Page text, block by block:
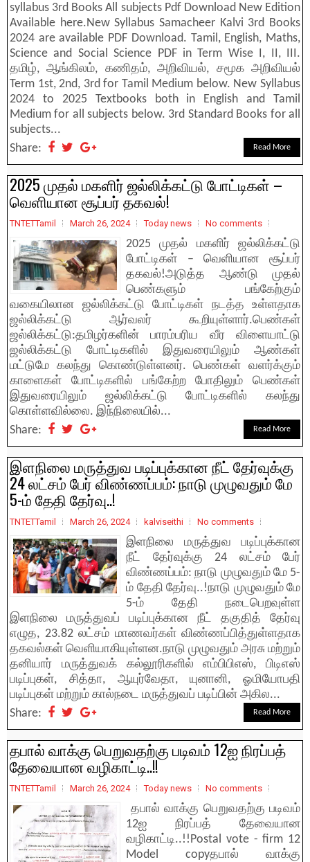
syllabus 3rd Books All subjects Pdf Download New Edition
Available here.New Syllabus Samacheer Kalvi 3rd Books
2024 are available PDF Download. Tamil, English, Maths,
Science and Social Science PDF in Term Wise I, II, III.
தமிழ், ஆங்கிலம், கணிதம், அறிவியல், சமூக அறிவியல்
Term 1st, 2nd, 3rd for Tamil Medium below. New Syllabus
2024 to 2025 Textbooks both in English and Tamil
Medium for all subjects below. 3rd Standard Books for all
subjects...
Share:
Read More
2025 முதல் மகளிர் ஜல்லிக்கட்டு போட்டிகள் –
வெளியான சூப்பர் தகவல்!
TNTETTamil March 26, 2024 Today news No comments
2025 முதல் மகளிர் ஜல்லிக்கட்டு
போட்டிகள் – வெளியான சூப்பர்
தகவல்!அடுத்த ஆண்டு முதல்
பெண்களும் பங்கேற்கும்
வகையிலான ஜல்லிக்கட்டு போட்டிகள் நடத்த உள்ளதாக
ஜல்லிக்கட்டு ஆர்வலர் கூறியுள்ளார்.பெண்கள்
ஜல்லிக்கட்டு:தமிழர்களின் பாரம்பரிய வீர விளையாட்டு
ஜல்லிக்கட்டு போட்டிகளில் இதுவரையிலும் ஆண்கள்
மட்டுமே கலந்து கொண்டுள்ளனர். பெண்கள் வளர்க்கும்
காளைகள் போட்டிகளில் பங்கேற்ற போதிலும் பெண்கள்
இதுவரையிலும் ஜல்லிக்கட்டு போட்டிகளில் கலந்து
கொள்ளவில்லை. இந்நிலையில்...
Share:
Read More
இளநிலை மருத்துவ படிப்புக்கான நீட் தேர்வுக்கு
24 லட்சம் பேர் விண்ணப்பம்: நாடு முழுவதும் மே
5-ம் தேதி தேர்வு..!
TNTETTamil March 26, 2024 kalviseithi No comments
இளநிலை மருத்துவ படிப்புக்கான
நீட் தேர்வுக்கு 24 லட்சம் பேர்
விண்ணப்பம்: நாடு முழுவதும் மே 5-
ம் தேதி தேர்வு..!நாடு முழுவதும் மே
5-ம் தேதி நடைபெறவுள்ள
இளநிலை மருத்துவப் படிப்புக்கான நீட் தகுதித் தேர்வு
எழுத, 23.82 லட்சம் மாணவர்கள் விண்ணப்பித்துள்ளதாக
தகவல்கள் வெளியாகியுள்ளன.நாடு முழுவதும் அரசு மற்றும்
தனியார் மருத்துவக் கல்லூரிகளில் எம்பிபிஎஸ், பிடிஎஸ்
படிப்புகள், சித்தா, ஆயுர்வேதா, யுனானி, ஓமியோபதி
படிப்புகள் மற்றும் கால்நடை மருத்துவப் படிப்பின் அகில...
Share:
Read More
தபால் வாக்கு பெறுவதற்கு படிவம் 12ஐ நிரப்பத்
தேவையான வழிகாட்டி..!!
TNTETTamil March 26, 2024 Today news No comments
தபால் வாக்கு பெறுவதற்கு படிவம்
12ஐ நிரப்பத் தேவையான
வழிகாட்டி..!!Postal vote - firm 12
Model copyதபால் வாக்கு